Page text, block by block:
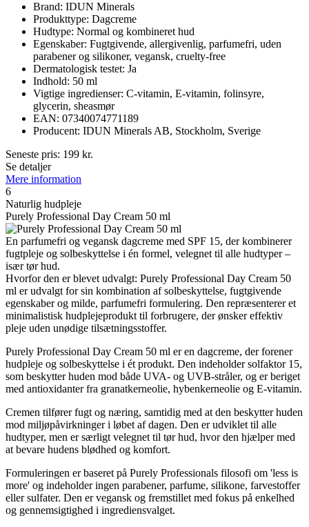
Brand: IDUN Minerals
Produkttype: Dagcreme
Hudtype: Normal og kombineret hud
Egenskaber: Fugtgivende, allergivenlig, parfumefri, uden
parabener og silikoner, vegansk, cruelty-free
Dermatologisk testet: Ja
Indhold: 50 ml
Vigtige ingredienser: C-vitamin, E-vitamin, folinsyre,
glycerin, sheasmør
EAN: 07340074771189
Producent: IDUN Minerals AB, Stockholm, Sverige
Seneste pris: 199 kr.
Se detaljer
Mere information
6
Naturlig hudpleje
Purely Professional Day Cream 50 ml
En parfumefri og vegansk dagcreme med SPF 15, der kombinerer
fugtpleje og solbeskyttelse i én formel, velegnet til alle hudtyper –
især tør hud.
Hvorfor den er blevet udvalgt: Purely Professional Day Cream 50
ml er udvalgt for sin kombination af solbeskyttelse, fugtgivende
egenskaber og milde, parfumefri formulering. Den repræsenterer et
minimalistisk hudplejeprodukt til forbrugere, der ønsker effektiv
pleje uden unødige tilsætningsstoffer.
Purely Professional Day Cream 50 ml er en dagcreme, der forener
hudpleje og solbeskyttelse i ét produkt. Den indeholder solfaktor 15,
som beskytter huden mod både UVA- og UVB-stråler, og er beriget
med antioxidanter fra granatkerneolie, hybenkerneolie og E-vitamin.
Cremen tilfører fugt og næring, samtidig med at den beskytter huden
mod miljøpåvirkninger i løbet af dagen. Den er udviklet til alle
hudtyper, men er særligt velegnet til tør hud, hvor den hjælper med
at bevare hudens blødhed og komfort.
Formuleringen er baseret på Purely Professionals filosofi om 'less is
more' og indeholder ingen parabener, parfume, silikone, farvestoffer
eller sulfater. Den er vegansk og fremstillet med fokus på enkelhed
og gennemsigtighed i ingrediensvalget.